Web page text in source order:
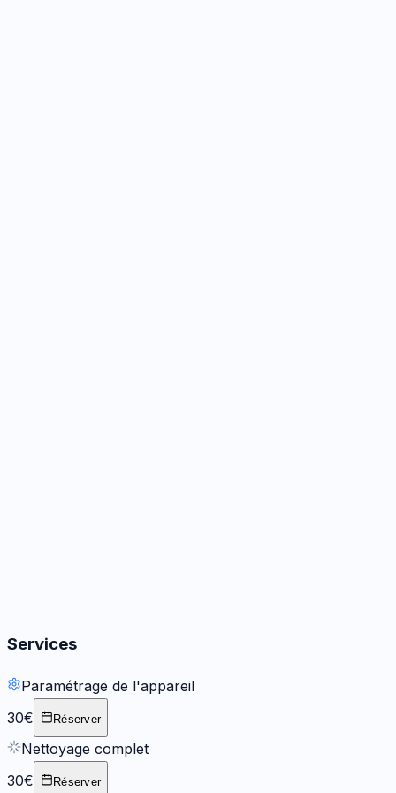
Services
Paramétrage de l'appareil
30€
Réserver
Nettoyage complet
30€
Réserver